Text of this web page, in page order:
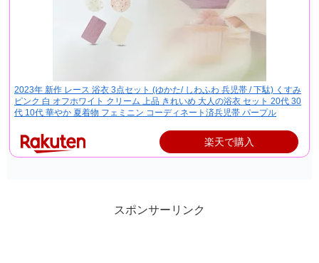
2023年 新作 レース 浴衣 3点セット (ゆかた/ しわふわ 兵児帯 / 下駄) くすみ
ピンク 白 オフホワイト クリーム 上品 きれいめ 大人の浴衣 セット 20代 30
代 10代 華やか 夏着物 フェミニン コーディネート済兵児帯 パープル
楽天で購入
スポンサーリンク